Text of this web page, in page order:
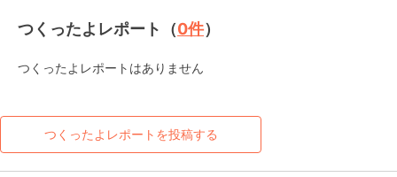
つくったよレポート（0件）
つくったよレポートはありません
つくったよレポートを投稿する